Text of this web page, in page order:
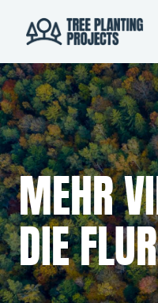
Inhalt
MEHR
DIE FLUR